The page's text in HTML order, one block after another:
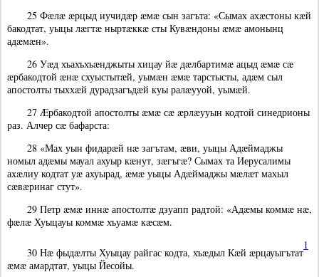
25 Фæлæ æрцыд иучидæр æмæ сын загъта: «Сымах ахæстоны кæй
бакодтат, уыцы лæгтæ ныртæккæ сты Кувæндоны æмæ амонынц
адæмæн».
26 Уæд хъахъхъæнджыты хицау йæ дæлбартимæ ацыд æмæ сæ
æрбакодтой æнæ схуыстытæй, уымæн æмæ тарстысты, адæм сыл
апостолты тыххæй дурадзагъдæй куы ралæууой, уымæй.
27 Æрбакодтой апостолты æмæ сæ æрлæууын кодтой синедрионы
раз. Алчер сæ бафарста:
28 «Мах уын фидарæй нæ загътам, æви, уыцы Адæймаджы
номыл адæмы мауал ахуыр кæнут, зæгъгæ? Сымах та Иерусалимы
ахæлиу кодтат уæ ахуырад, æмæ уыцы Адæймаджы мæлæт махыл
сæвæринаг стут».
29 Петр æмæ иннæ апостолтæ дзуапп радтой: «Адæмы коммæ нæ,
фæлæ Хуыцауы коммæ хъуамæ кæсæм.
30 Нæ фыдæлты Хуыцау райгас кодта, хъæдыл Кæй æрцауыгътат
1
æмæ амардтат, уыцы Йесойы.